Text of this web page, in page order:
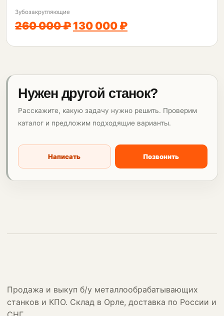
Зубозакругляющие
260 000 ₽ 130 000 ₽
Нужен другой станок?
Расскажите, какую задачу нужно решить. Проверим
каталог и предложим подходящие варианты.
Написать Позвонить
Продажа и выкуп б/у металлообрабатывающих
станков и КПО. Склад в Орле, доставка по России и